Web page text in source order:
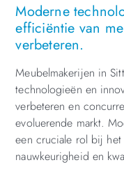
Moderne
efficiëntie van
verbeteren.
Meubelmakerijen in
technologieën en
verbeteren en
evoluerende markt.
een cruciale rol bij
nauwkeurigheid en